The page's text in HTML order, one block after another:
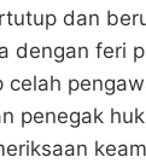
dan
dengan feri
celah
penegak